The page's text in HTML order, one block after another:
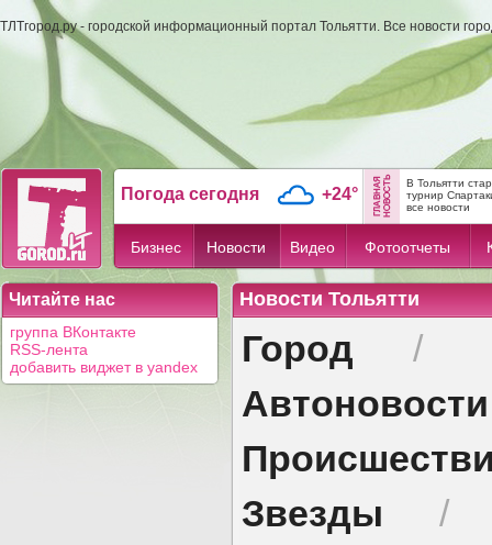
ТЛТгород.ру - городской информационный портал Тольятти. Все новости
Погода сегодня +24°
В Тольятти
турнир
все новости
Бизнес Новости Видео Фотоотчеты
Читайте нас
группа ВКонтакте
RSS-лента
добавить виджет в yandex
Новости Тольятти
Город /
Автоновости
Звезды